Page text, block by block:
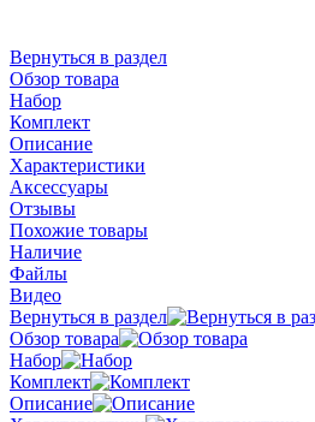
Вернуться в раздел
Обзор товара
Набор
Комплект
Описание
Характеристики
Аксессуары
Отзывы
Похожие товары
Наличие
Файлы
Видео
Вернуться в раздел
Обзор товара
Набор
Комплект
Описание